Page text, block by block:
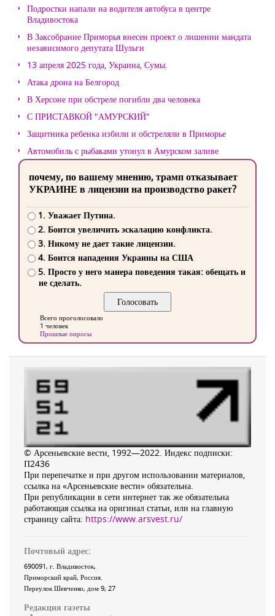
Подростки напали на водителя автобуса в центре
Владивостока
В Заксобрание Приморья внесен проект о лишении мандата
независимого депутата Шульги
13 апреля 2025 года, Украина, Сумы.
Атака дрона на Белгород
В Херсоне при обстреле погибли два человека
С ПРИСТАВКОЙ "АМУРСКИЙ"
Защитника ребенка избили и обстреляли в Приморье
Автомобиль с рыбаками утонул в Амурском заливе
почему, по вашему мнению, трамп отказывает
УКРАИНЕ в лицензии на производство ракет?
1. Уважает Путина.
2. Боится увеличить эскалацию конфликта.
3. Никому не дает такие лицензии.
4. Боится нападения Украины на США
5. Просто у него манера поведения такая: обещать и
не сделать.
Всего проголосовало
1 человек
Прошлые опросы
© Арсеньевские вести, 1992—2022. Индекс подписки:
П2436
При перепечатке и при другом использовании материалов,
ссылка на «Арсеньевские вести» обязательна.
При републикации в сети интернет так же обязательна
работающая ссылка на оригинал статьи, или на главную
страницу сайта: https://www.arsvest.ru/
Почтовый адрес:
690091, г. Владивосток,
Приморский край, Россия
Переулок Шевченко, дом 9, 27
Редакция газеты